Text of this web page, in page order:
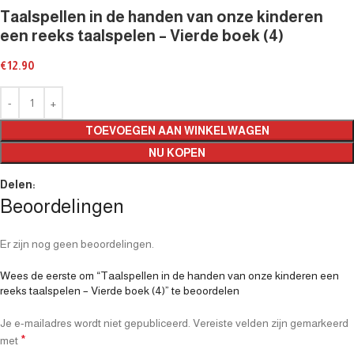
Taalspellen in de handen van onze kinderen
een reeks taalspelen – Vierde boek (4)
€12.90
TOEVOEGEN AAN WINKELWAGEN
NU KOPEN
Delen:
Beoordelingen
Er zijn nog geen beoordelingen.
Wees de eerste om “Taalspellen in de handen van onze kinderen een
reeks taalspelen – Vierde boek (4)” te beoordelen
Je e-mailadres wordt niet gepubliceerd. Vereiste velden zijn gemarkeerd
met *